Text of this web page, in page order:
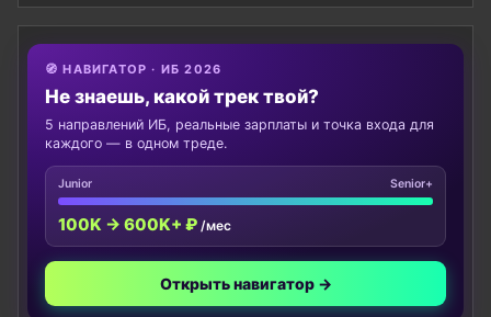
🧭 НАВИГАТОР · ИБ 2026
Не знаешь, какой трек твой?
5 направлений ИБ, реальные зарплаты и точка входа для
каждого — в одном треде.
Junior Senior+
100K → 600K+ ₽ /мес
Открыть навигатор →